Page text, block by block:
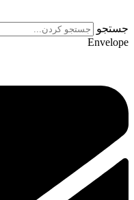
جستجو
Envelope